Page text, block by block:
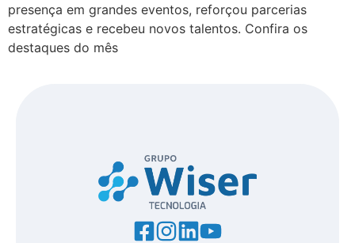
presença em grandes eventos, reforçou parcerias
estratégicas e recebeu novos talentos. Confira os
destaques do mês